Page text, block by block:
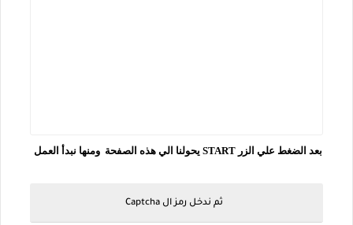
بعد الضغط علي الزر START يحولنا الي هذه الصفحة ومنها نبدأ العمل
ثم ندخل رمز ال Captcha